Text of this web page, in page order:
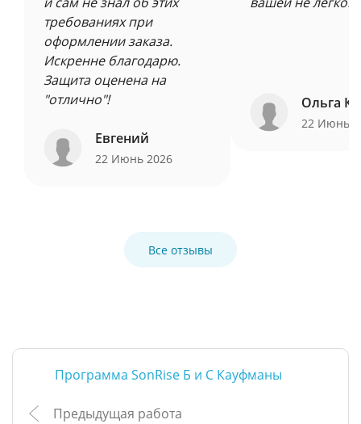
требованиях при
оформлении заказа.
Искренне благодарю.
Защита оценена на
"отлично"!
Евгений
22 Июнь 2026
Ольга
22 Июнь
Все отзывы
Программа SonRise Б и С Кауфманы
Предыдущая работа